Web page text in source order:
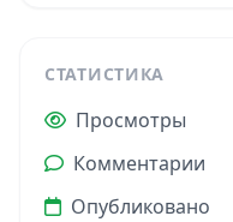
СТАТИСТИКА
Просмотры
Комментарии
Опубликовано